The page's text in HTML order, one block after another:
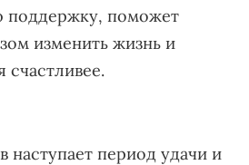
поддержку, поможет
изменить жизнь и
счастливее.
период удачи и